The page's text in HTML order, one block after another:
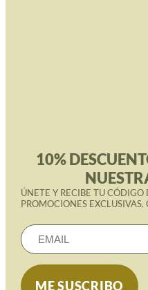
10%
ÚNETE Y RECIBE TU
PROMOCIONES EXCLUSIVAS.